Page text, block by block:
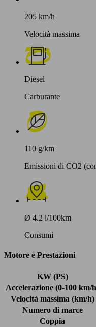
205 km/h
Velocità massima
Diesel
Carburante
110 g/km
Emissioni di CO2
Ø 4.2 l/100km
Consumi
Motore e Prestazioni
KW (PS)
Accelerazione (0-100 km/
Velocità massima (km/h)
Numero di marce
Coppia